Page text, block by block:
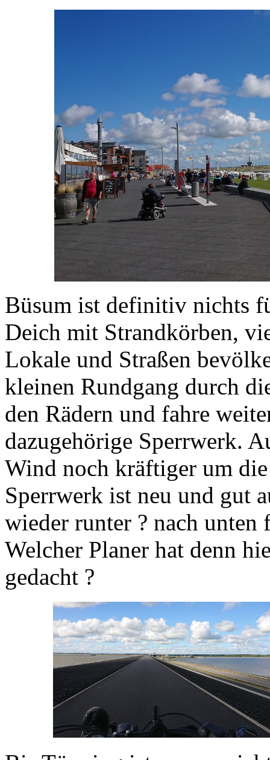
Büsum ist definitiv nichts
Deich mit Strandkörben,
Lokale und Straßen
kleinen Rundgang durch
den Rädern und fahre
dazugehörige Sperrwerk.
Wind noch kräftiger um
Sperrwerk ist neu und gut
wieder runter ? nach
Welcher Planer hat denn
gedacht ?